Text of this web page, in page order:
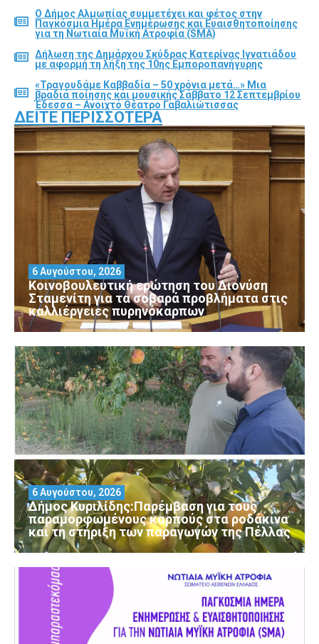
Ο Δήμος Αλμωπίας συμμετέχει και φέτος στην
Παγκόσμια Ημέρα Ενημέρωσης και Ευαισθητοποίησης
για τη Νωτιαία Μυϊκή Ατροφία (SMA)
Δήλωση της Δημάρχου Σκύδρας Κατερίνας Ιγνατιάδου
με αφορμή τη λήξη της 10ης Εμποροπανήγυρης
«Τραγουδάμε Καββαδία – 50 χρόνια μετά…» Μια
βραδιά ποίησης και μουσικής Σάββατο 12 Σεπτεμβρίου
Έδεσσα – Ανοιχτό Θέατρο Γαβαλιώτισσας
ΔΕΊΤΕ ΠΕΡΙΣΣΌΤΕΡΑ
Κοινοβουλευτική ερώτηση του Διονύση
Σταμενίτη για τα σοβαρά προβλήματα στις
καλλιέργειες πυρηνόκαρπων
6 Αυγούστου, 2026
Δήμος Κυριλίδης:Παρέμβαση για τους
παραμορφωμένους καρπούς στα ροδάκινα
και τη στήριξη των παραγωγών της Πέλλας
6 Αυγούστου, 2026